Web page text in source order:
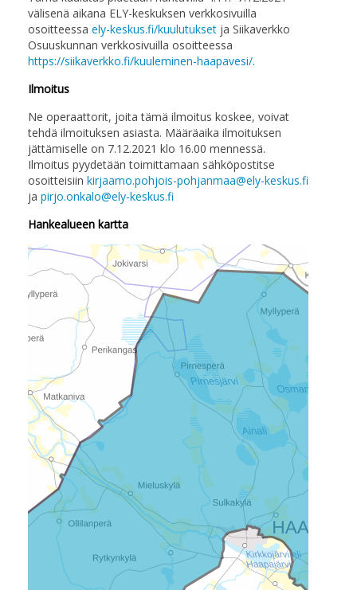
välisenä aikana ELY-keskuksen verkkosivuilla
osoitteessaely-keskus.fi/kuulutukset ja Siikaverkko
Osuuskunnan verkkosivuilla osoitteessa
https://siikaverkko.fi/kuuleminen-haapavesi/.
Ilmoitus
Ne operaattorit, joita tämä ilmoitus koskee, voivat
tehdä ilmoituksen asiasta. Määräaika ilmoituksen
jättämiselle on 7.12.2021 klo 16.00 mennessä.
Ilmoitus pyydetään toimittamaan sähköpostitse
osoitteisiinkirjaamo.pohjois-pohjanmaa@ely-keskus.fi
japirjo.onkalo@ely-keskus.fi
Hankealueen kartta